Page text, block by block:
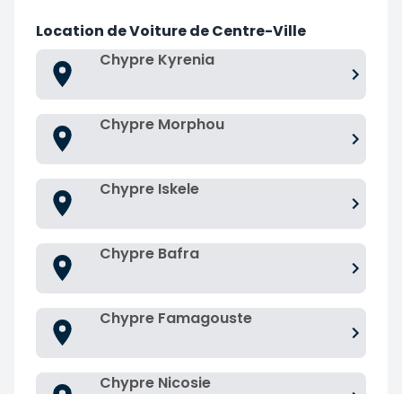
Location de Voiture de Centre-Ville
Chypre Kyrenia
Chypre Morphou
Chypre Iskele
Chypre Bafra
Chypre Famagouste
Chypre Nicosie